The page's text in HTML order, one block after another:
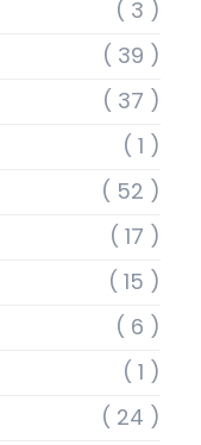
( 3 )
( 39 )
( 37 )
( 1 )
( 52 )
( 17 )
( 15 )
( 6 )
( 1 )
( 24 )